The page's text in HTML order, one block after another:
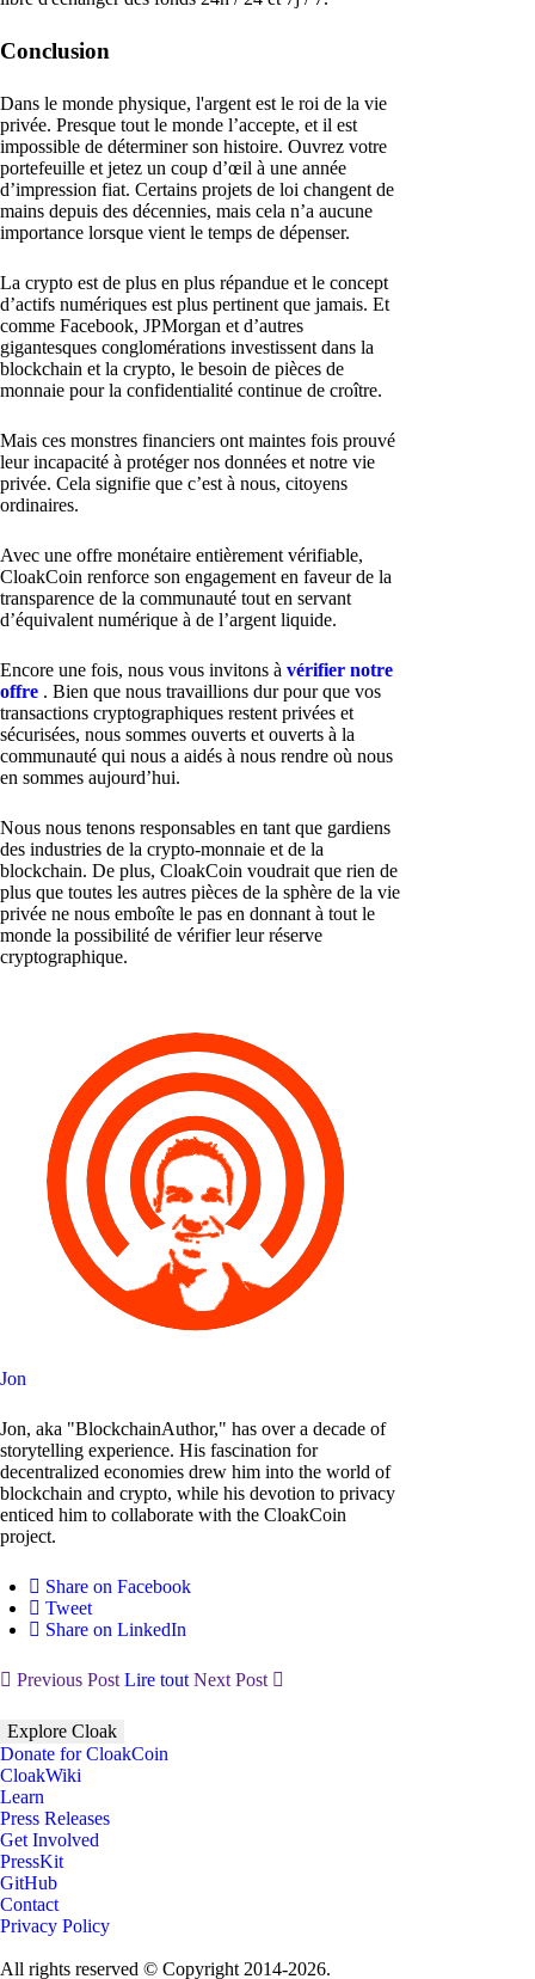
Conclusion
Dans le monde physique, l'argent est le roi de la vie
privée. Presque tout le monde l’accepte, et il est
impossible de déterminer son histoire. Ouvrez votre
portefeuille et jetez un coup d’œil à une année
d’impression fiat. Certains projets de loi changent de
mains depuis des décennies, mais cela n’a aucune
importance lorsque vient le temps de dépenser.
La crypto est de plus en plus répandue et le concept
d’actifs numériques est plus pertinent que jamais. Et
comme Facebook, JPMorgan et d’autres
gigantesques conglomérations investissent dans la
blockchain et la crypto, le besoin de pièces de
monnaie pour la confidentialité continue de croître.
Mais ces monstres financiers ont maintes fois prouvé
leur incapacité à protéger nos données et notre vie
privée. Cela signifie que c’est à nous, citoyens
ordinaires.
Avec une offre monétaire entièrement vérifiable,
CloakCoin renforce son engagement en faveur de la
transparence de la communauté tout en servant
d’équivalent numérique à de l’argent liquide.
Encore une fois, nous vous invitons à vérifier notre
offre . Bien que nous travaillions dur pour que vos
transactions cryptographiques restent privées et
sécurisées, nous sommes ouverts et ouverts à la
communauté qui nous a aidés à nous rendre où nous
en sommes aujourd’hui.
Nous nous tenons responsables en tant que gardiens
des industries de la crypto-monnaie et de la
blockchain. De plus, CloakCoin voudrait que rien de
plus que toutes les autres pièces de la sphère de la vie
privée ne nous emboîte le pas en donnant à tout le
monde la possibilité de vérifier leur réserve
cryptographique.
Jon
Jon, aka "BlockchainAuthor," has over a decade of
storytelling experience. His fascination for
decentralized economies drew him into the world of
blockchain and crypto, while his devotion to privacy
enticed him to collaborate with the CloakCoin
project.
Share on Facebook
Tweet
Share on LinkedIn
Previous Post Lire tout Next Post
Explore Cloak
Donate for CloakCoin
CloakWiki
Learn
Press Releases
Get Involved
PressKit
GitHub
Contact
Privacy Policy
All rights reserved © Copyright 2014-2026.